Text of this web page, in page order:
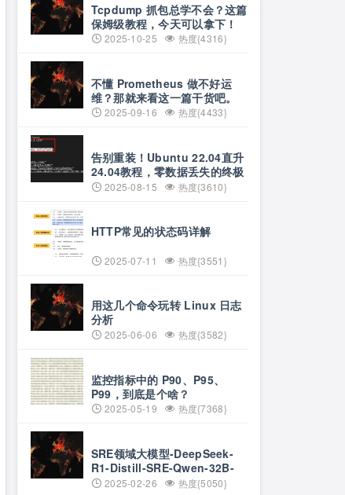
Tcpdump 抓包总学不会？这篇
保姆级教程，今天可以拿下！
2025-10-25 热度{4316}
不懂 Prometheus 做不好运
维？那就来看这一篇干货吧。
2025-09-16 热度{4433}
告别重装！Ubuntu 22.04直升
24.04教程，零数据丢失的终极
方案2025-08-15 热度{3610}
HTTP常见的状态码详解
2025-07-11 热度{3551}
用这几个命令玩转 Linux 日志
分析
2025-06-06 热度{3582}
监控指标中的 P90、P95、
P99，到底是个啥？
2025-05-19 热度{7368}
SRE领域大模型-DeepSeek-
R1-Distill-SRE-Qwen-32B-
INT82025-02-26 热度{5050}